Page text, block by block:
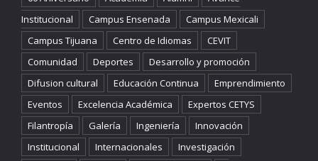
Institucional
Campus Ensenada
Campus Mexicali
Campus Tijuana
Centro de Idiomas
CEVIT
Comunidad
Deportes
Desarrollo y promoción
Difusion cultural
Educación Continua
Emprendimiento
Eventos
Excelencia Académica
Expertos CETYS
Filantropía
Galería Ingeniería
Innovación
Institucional
Internacionales
Investigación